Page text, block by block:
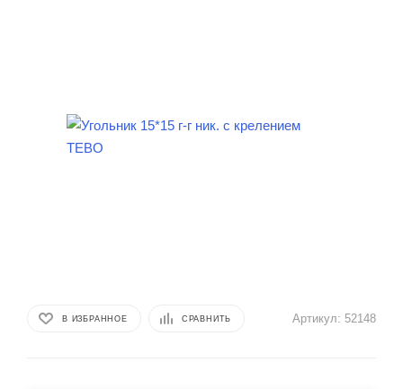
В ИЗБРАННОЕ СРАВНИТЬ Артикул: 52148